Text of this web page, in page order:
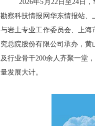
2026年5月22日至24日
勘察科技情报网华东情报站
与岩土专业工作委员会、上
究总院股份有限公司承办，
及行业骨干200余人齐聚一堂
量发展大计。